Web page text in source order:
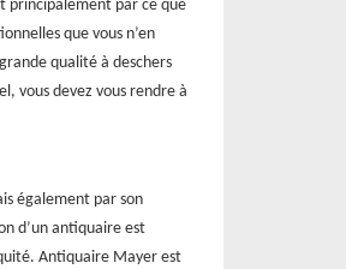
principalement par ce que
que vous n’en
qualité à deschers
vous devez vous rendre à
également par son
d’un antiquaire est
Antiquaire Mayer est